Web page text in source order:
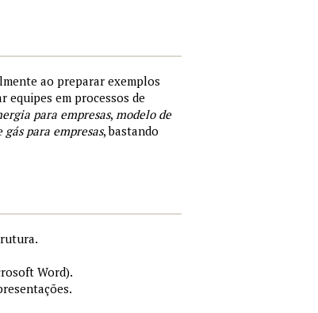
ao preparar exemplos
equipes em processos de
para empresas, modelo de
para empresas, bastando
Word).